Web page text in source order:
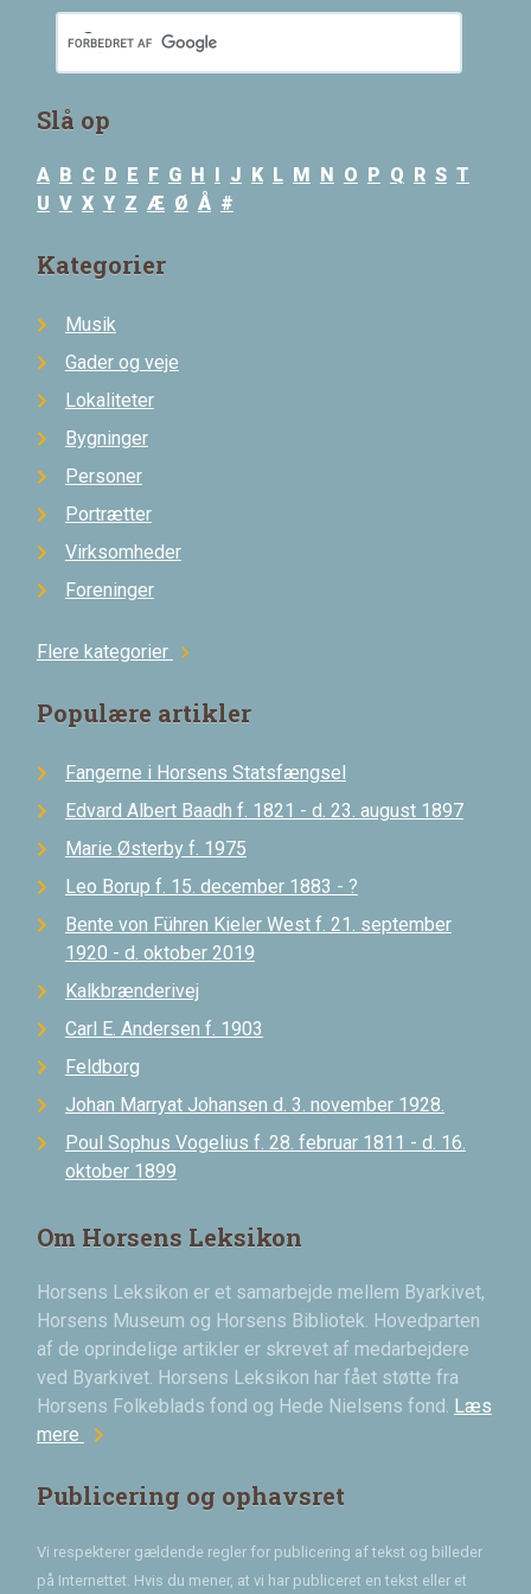
Slå op
A B C D E F G H I J K L M N O P Q R S T
U V X Y Z Æ Ø Å #
Kategorier
Musik
Gader og veje
Lokaliteter
Bygninger
Personer
Portrætter
Virksomheder
Foreninger
Flere kategorier chevron_right
Populære artikler
Fangerne i Horsens Statsfængsel
Edvard Albert Baadh f. 1821 - d. 23. august 1897
Marie Østerby f. 1975
Leo Borup f. 15. december 1883 - ?
Bente von Führen Kieler West f. 21. september
1920 - d. oktober 2019
Kalkbrænderivej
Carl E. Andersen f. 1903
Feldborg
Johan Marryat Johansen d. 3. november 1928.
Poul Sophus Vogelius f. 28. februar 1811 - d. 16.
oktober 1899
Om Horsens Leksikon
Horsens Leksikon er et samarbejde mellem Byarkivet,
Horsens Museum og Horsens Bibliotek. Hovedparten
af de oprindelige artikler er skrevet af medarbejdere
ved Byarkivet. Horsens Leksikon har fået støtte fra
Horsens Folkeblads fond og Hede Nielsens fond. Læs
mere chevron_right
Publicering og ophavsret
Vi respekterer gældende regler for publicering af tekst og billeder
på Internettet. Hvis du mener, at vi har publiceret en tekst eller et